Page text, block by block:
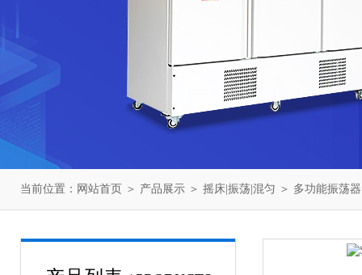
当前位置： 网站首页 ＞ 产品展示 ＞ 摇床|振荡|混匀 ＞ 多功能振荡器